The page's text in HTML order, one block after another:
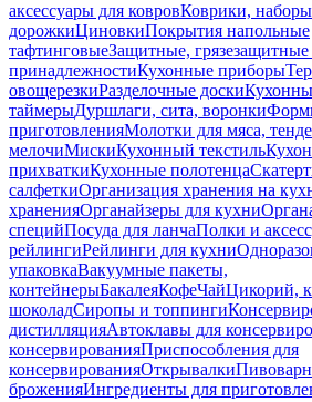
аксессуары для ковровКоврики,
дорожкиЦиновкиПокрытия напольные
тафтинговыеЗащитные, грязезащитные
принадлежностиКухонные приборы
овощерезкиРазделочные доски
таймерыДуршлаги, сита, воронки
приготовленияМолотки для мяса,
мелочиМискиКухонный текстиль
прихваткиКухонные полотенца
салфеткиОрганизация хранения на
храненияОрганайзеры для кухни
специйПосуда для ланчаПолки и
рейлингиРейлинги для кухни
упаковкаВакуумные пакеты,
контейнерыБакалеяКофеЧайЦикорий,
шоколадСиропы и топпинги
дистилляцияАвтоклавы для
консервированияПриспособления для
консервированияОткрывалки
броженияИнгредиенты для